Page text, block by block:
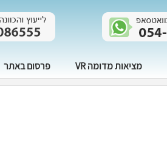
מציאות מדומה VR פרסום באתר